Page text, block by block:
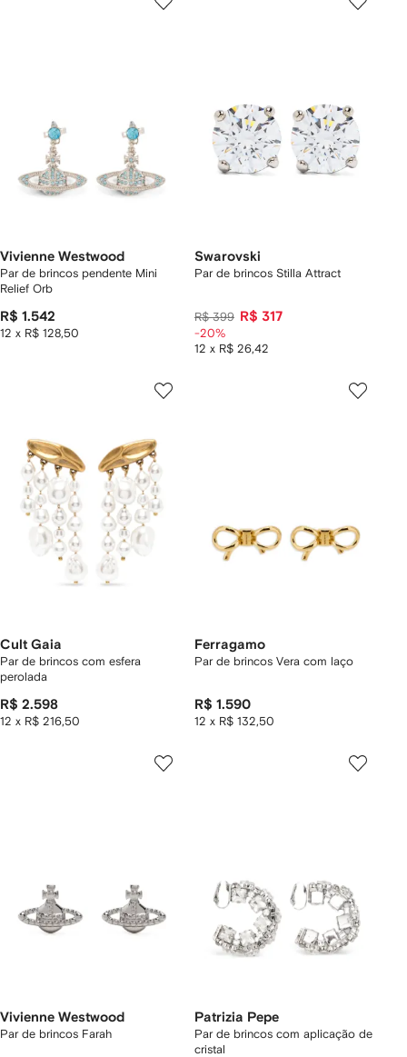
Vivienne Westwood
Par de brincos pendente Mini
Relief Orb
R$ 1.542
12 x R$ 128,50
Swarovski
Par de brincos Stilla Attract
R$ 399 R$ 317
12 x R$ 26,42
-20%
Cult Gaia
Par de brincos com esfera
perolada
R$ 2.598
12 x R$ 216,50
Ferragamo
Par de brincos Vera com laço
R$ 1.590
12 x R$ 132,50
Vivienne Westwood
Par de brincos Farah
Patrizia Pepe
Par de brincos com aplicação de
cristal